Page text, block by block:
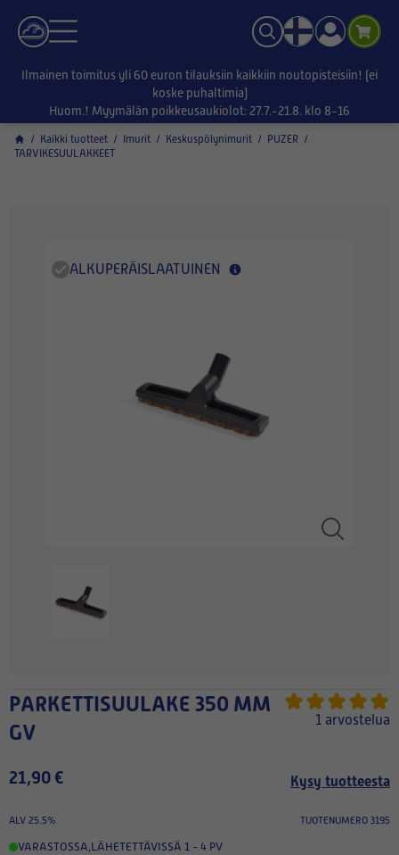
Ilmainen toimitus yli 60 euron tilauksiin kaikkiin noutopisteisiin! (ei
koske puhaltimia)
Huom.! Myymälän poikkeusaukiolot: 27.7.-21.8. klo 8-16
/ Kaikki tuotteet / Imurit / Keskuspölynimurit / PUZER /
TARVIKESUULAKKEET
ALKUPERÄISLAATUINEN
PARKETTISUULAKE 350 MM
GV
1 arvostelua
21,90 € Kysy tuotteesta
ALV 25.5% TUOTENUMERO 3195
VARASTOSSA,LÄHETETTÄVISSÄ 1 - 4 PV